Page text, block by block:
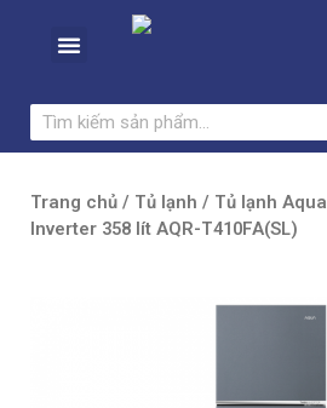
Trang chủ / Tủ lạnh / Tủ lạnh Aqua
Inverter 358 lít AQR-T410FA(SL)